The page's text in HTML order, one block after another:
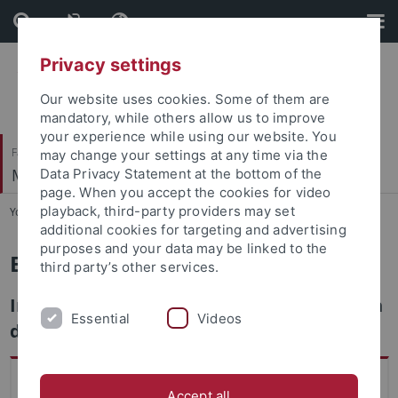
Skip
to
content
Skip
to
footer
Faculty of Humanities
Musikwissenschaftliches Institut
You are here: Home ... ERASMUS
ERASMUS+ Austauschprogramm
Informationen für Tübinger Interessenten
der Musikwissenschaft
Das Musikwissenschaftliche Institut der Universität
Privacy settings
Our website uses cookies. Some of them are
mandatory, while others allow us to improve
your experience while using our website. You
may change your settings at any time via the
Data Privacy Statement at the bottom of the
page. When you accept the cookies for video
playback, third-party providers may set
additional cookies for targeting and advertising
purposes and your data may be linked to the
third party’s other services.
Essential Videos